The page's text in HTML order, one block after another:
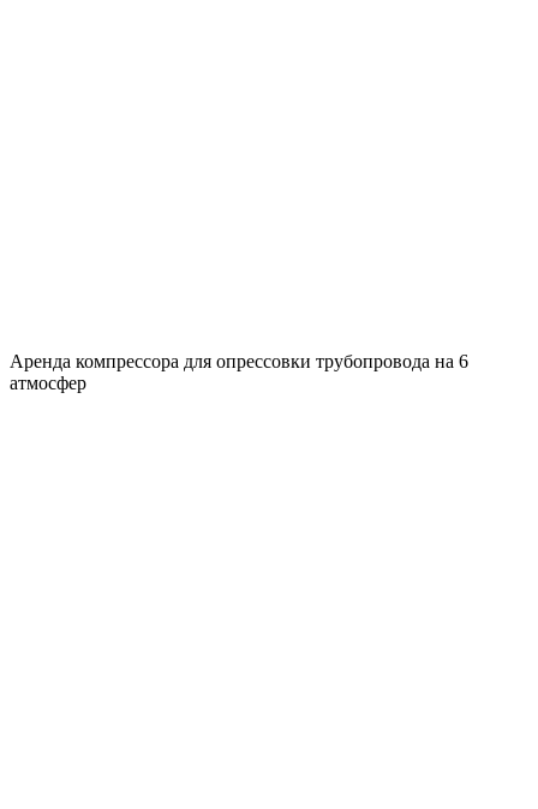
Аренда компрессора для опрессовки трубопровода на 6
атмосфер